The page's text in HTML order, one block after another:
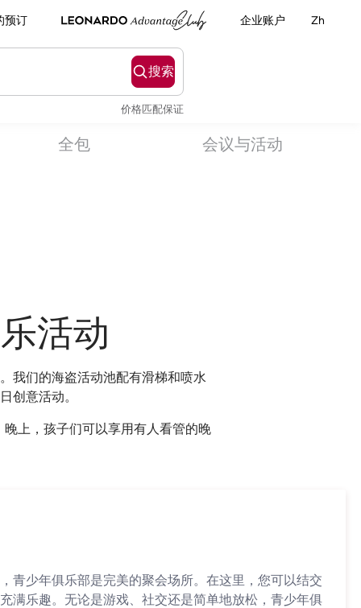
预订 企业账户 Zh
搜索
价格匹配保证
全包 会议与活动
活动
我们的海盗活动池配有滑梯和喷水
创意活动。
上，孩子们可以享用有人看管的晚
青少年俱乐部是完美的聚会场所。在这里，您可以结交
满乐趣。无论是游戏、社交还是简单地放松，青少年俱